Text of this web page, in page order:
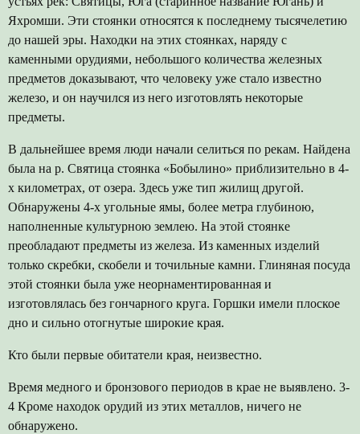
Яхромши. Эти стоянки относятся к последнему тысячелетию
до нашей эры. Находки на этих стоянках, наряду с
каменными орудиями, небольшого количества железных
предметов доказывают, что человеку уже стало известно
железо, и он научился из него изготовлять некоторые
предметы.
В дальнейшее время люди начали селиться по рекам. Найдена
была на р. Святица стоянка «Бобылино» приблизительно в 4-
х километрах, от озера. Здесь уже тип жилищ другой.
Обнаружены 4-х угольные ямы, более метра глубиною,
наполненные культурною землею. На этой стоянке
преобладают предметы из железа. Из каменных изделий
только скребки, скобели и точильные камни. Глиняная посуда
этой стоянки была уже неорнаментированная и
изготовлялась без гончарного круга. Горшки имели плоское
дно и сильно отогнутые широкие края.
Кто были первые обитатели края, неизвестно.
Время медного и бронзового периодов в крае не выявлено. 3-
4 Кроме находок орудий из этих металлов, ничего не
обнаружено.